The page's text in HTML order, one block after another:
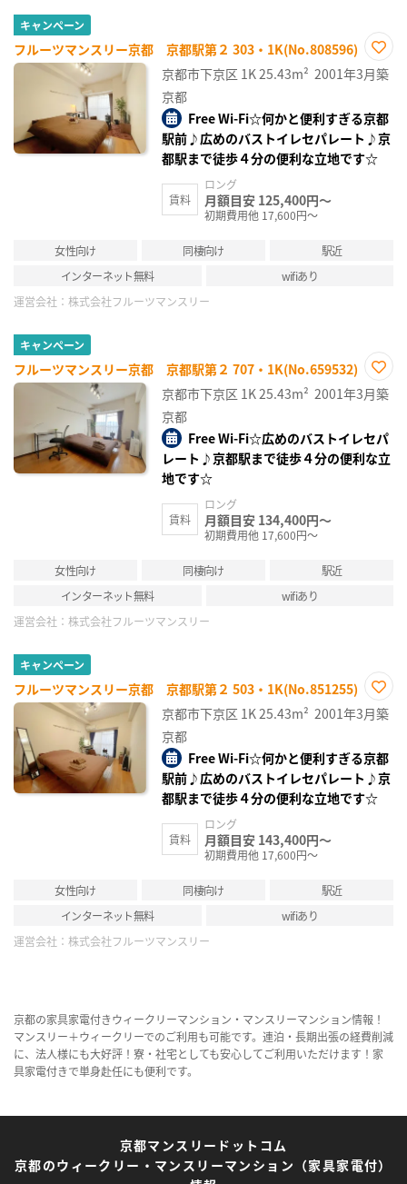
キャンペーン
フルーツマンスリー京都 京都駅第２ 303・1K(No.808596)
お気
に入
京都市下京区 1K25.43m² 2001年3月築
京都
Free Wi-Fi☆何かと便利すぎる京都
駅前♪広めのバストイレセパレート♪京
都駅まで徒歩４分の便利な立地です☆
賃料
ロング
月額目安 125,400円～
初期費用他 17,600円～
女性向け 同棲向け
駅近
インターネット無料
wifiあり
運営会社： 株式会社フルーツマンスリー
キャンペーン
フルーツマンスリー京都 京都駅第２ 707・1K(No.659532)
お気
に入
京都市下京区 1K25.43m² 2001年3月築
京都
Free Wi-Fi☆広めのバストイレセパ
レート♪京都駅まで徒歩４分の便利な立
地です☆
賃料
ロング
月額目安 134,400円～
初期費用他 17,600円～
女性向け 同棲向け
駅近
インターネット無料
wifiあり
運営会社： 株式会社フルーツマンスリー
キャンペーン
フルーツマンスリー京都 京都駅第２ 503・1K(No.851255)
お気
に入
京都市下京区 1K25.43m² 2001年3月築
京都
Free Wi-Fi☆何かと便利すぎる京都
駅前♪広めのバストイレセパレート♪京
都駅まで徒歩４分の便利な立地です☆
賃料
ロング
月額目安 143,400円～
初期費用他 17,600円～
女性向け 同棲向け
駅近
インターネット無料
wifiあり
運営会社： 株式会社フルーツマンスリー
京都の家具家電付きウィークリーマンション・マンスリーマンション情報！
マンスリー＋ウィークリーでのご利用も可能です。連泊・長期出張の経費削減
に、法人様にも大好評！寮・社宅としても安心してご利用いただけます！家
具家電付きで単身赴任にも便利です。
京都マンスリードットコム
京都のウィークリー・マンスリーマンション（家具家電付）